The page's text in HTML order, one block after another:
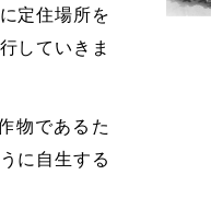
定住場所を
していきま
物であるた
に自生する